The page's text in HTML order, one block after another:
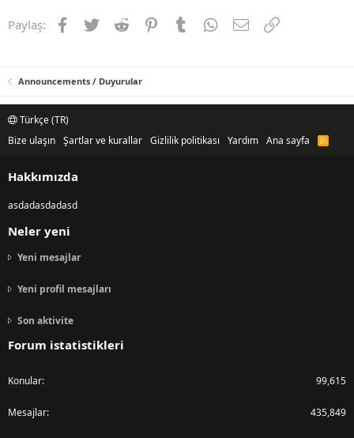
Paylaş: Facebook
TwitterReddit PinterestTumblrWhatsApp
E-postaLink
Announcements / Duyurular
Türkçe (TR)
Bize ulaşın Şartlar ve kurallar Gizlilik politikası Yardım Ana sayfa
R
Hakkımızda
asdadasdadasd
Neler yeni
Yeni mesajlar
Yeni profil mesajları
Son aktivite
Forum istatistikleri
Konular 99,615
Mesajlar 435,849